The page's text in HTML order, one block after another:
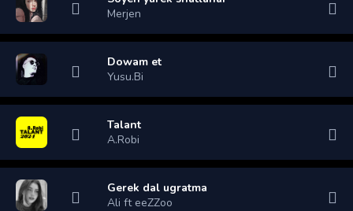
Merjen
Dowam et
Yusu.Bi
Talant
A.Robi
Gerek dal ugratma
Ali ft eeZZoo